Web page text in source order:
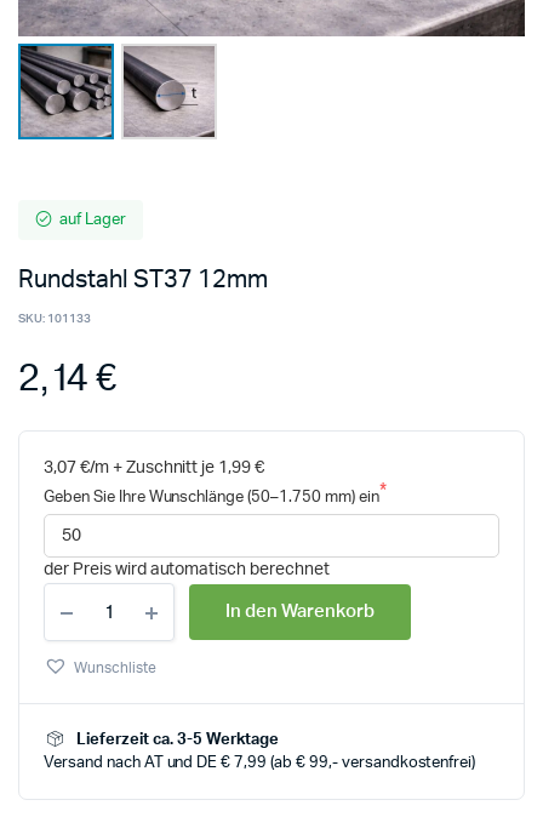
auf Lager
Rundstahl ST37 12mm
SKU: 101133
2,14 €
3,07 €/m + Zuschnitt je 1,99 €
Geben Sie Ihre Wunschlänge (50–1.750 mm) ein
der Preis wird automatisch berechnet
In den Warenkorb
Wunschliste
Lieferzeit ca. 3-5 Werktage
Versand nach AT und DE € 7,99 (ab € 99,- versandkostenfrei)